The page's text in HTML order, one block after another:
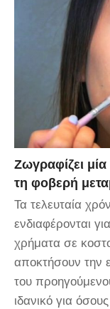
Ζωγραφίζει
τη φοβερή
Τα τελευταία
ενδιαφέρονται
χρήματα σε
αποκτήσουν την
του
ιδανικό για